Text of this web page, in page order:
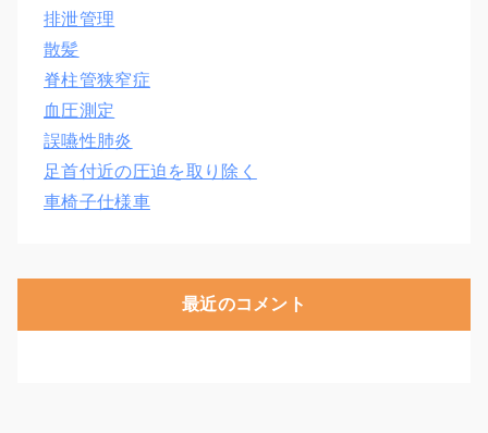
排泄管理
散髪
脊柱管狭窄症
血圧測定
誤嚥性肺炎
足首付近の圧迫を取り除く
車椅子仕様車
最近のコメント